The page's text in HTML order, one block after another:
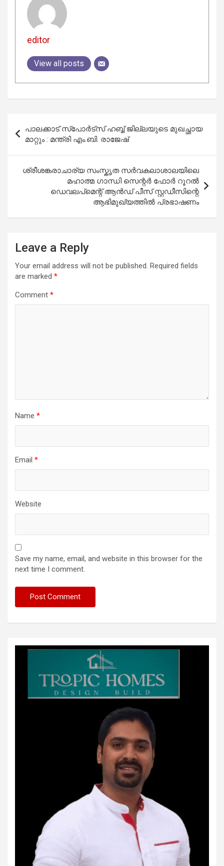
editor
View all posts
navigation
പാലക്കാട് സ്പോർട്സ് ഹബ്ബ് ജില്ലയുടെ മുഖച്ഛായ
മാറ്റും : മന്ത്രി എം.ബി. രാജേഷ്
ശ്രീശങ്കരാചാര്യ സംസ്കൃത സർവകലാശാലയിലെ
മഹാത്മ ഗാന്ധി സെന്റർ ഫോർ റൂറൽ
ഡെവലപ്മെന്റ് ആൻഡ് പീസ് സ്റ്റഡീസിന്റെ
ആഭിമുഖ്യത്തിൽ പ്രഭാഷണം
Leave a Reply
Your email address will not be published. Required fields
are marked *
Comment *
Name *
Email *
Website
Save my name, email, and website in this browser for the
next time I comment.